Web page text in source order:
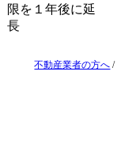
限を１年後に延
長
不動産業者の方へ /